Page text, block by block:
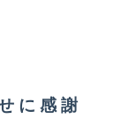
せ に 感 謝